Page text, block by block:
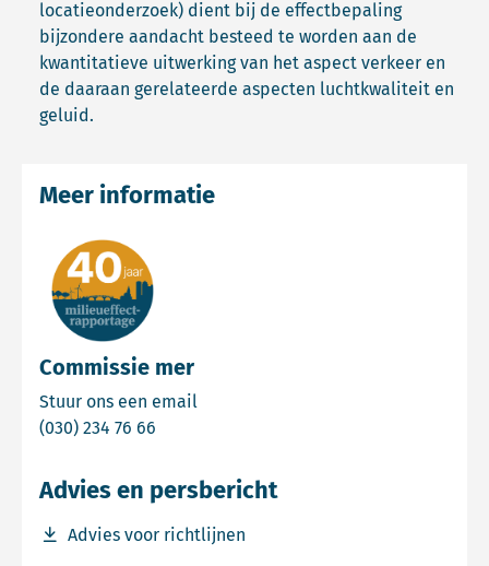
locatieonderzoek) dient bij de effectbepaling
bijzondere aandacht besteed te worden aan de
kwantitatieve uitwerking van het aspect verkeer en
de daaraan gerelateerde aspecten luchtkwaliteit en
geluid.
Commissie mer
Stuur ons een email
(030) 234 76 66
Meer informatie
Advies en persbericht
Advies voor richtlijnen
Download bestand Advies voor richtlijnen